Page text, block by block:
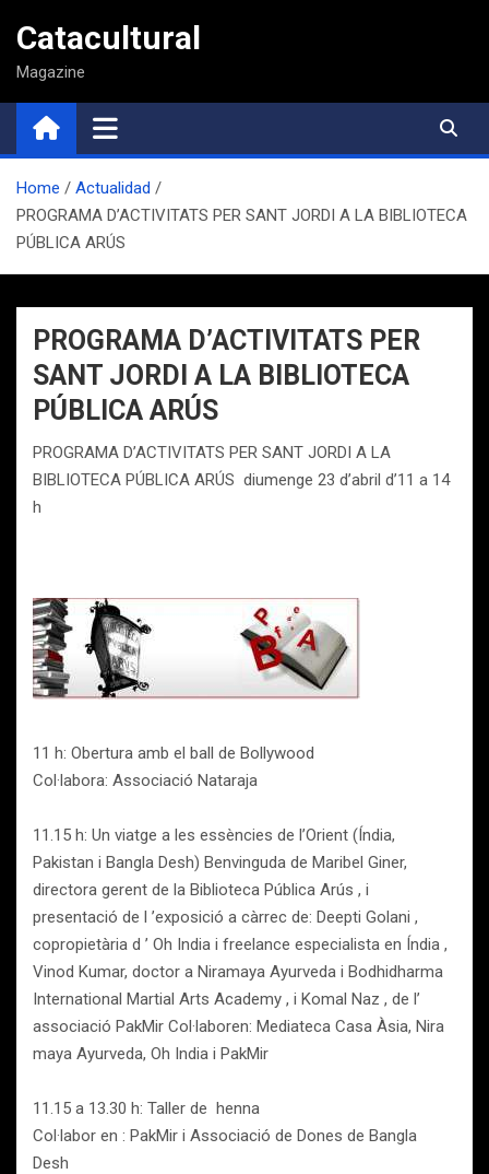
contenido
Catacultural
Magazine
Home
Actualidad
PROGRAMA D’ACTIVITATS PER SANT JORDI A LA BIBLIOTECA
PÚBLICA ARÚS
PROGRAMA D’ACTIVITATS PER
SANT JORDI A LA BIBLIOTECA
PÚBLICA ARÚS
PROGRAMA D’ACTIVITATS PER SANT JORDI A LA
BIBLIOTECA PÚBLICA ARÚS diumenge 23 d’abril d’11 a 14
h
11 h: Obertura amb el ball de Bollywood
Col·labora: Associació Nataraja
11.15 h: Un viatge a les essències de l’Orient (Índia,
Pakistan i Bangla Desh) Benvinguda de Maribel Giner,
directora gerent de la Biblioteca Pública Arús , i
presentació de l ’exposició a càrrec de: Deepti Golani ,
copropietària d ’ Oh India i freelance especialista en Índia ,
Vinod Kumar, doctor a Niramaya Ayurveda i Bodhidharma
International Martial Arts Academy , i Komal Naz , de l’
associació PakMir Col·laboren: Mediateca Casa Àsia, Nira
maya Ayurveda, Oh India i PakMir
11.15 a 13.30 h: Taller de henna
Col·labor en : PakMir i Associació de Dones de Bangla
Desh